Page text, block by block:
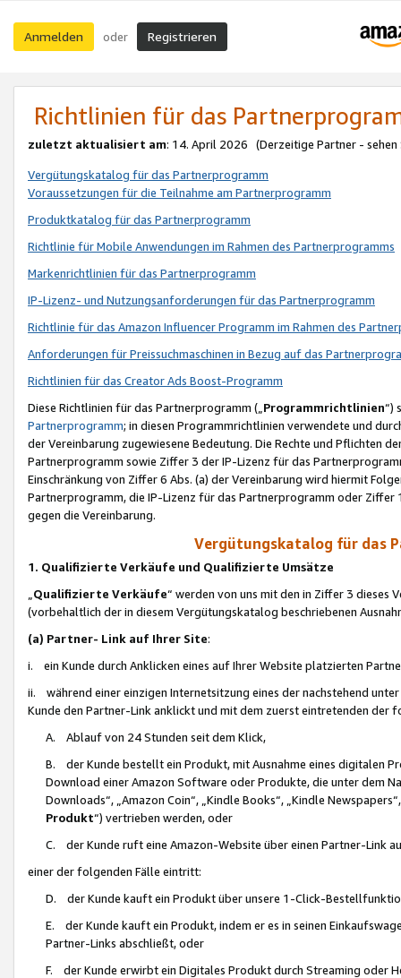
Anmelden oder Registrieren
Richtlinien für das
zuletzt aktualisiert am: 14. April 2026 (Derzeitige Partner - sehen
Vergütungskatalog für das Partnerprogramm
Voraussetzungen für die Teilnahme am Partnerprogramm
Produktkatalog für das Partnerprogramm
Richtlinie für Mobile Anwendungen im Rahmen des Partnerprogramms
Markenrichtlinien für das Partnerprogramm
IP-Lizenz- und Nutzungsanforderungen für das Partnerprogramm
Richtlinie für das Amazon Influencer Programm im Rahmen des
Anforderungen für Preissuchmaschinen in Bezug auf das
Richtlinien für das Creator Ads Boost-Programm
Diese Richtlinien für das Partnerprogramm („Programmrichtlinien“)
Partnerprogramm; in diesen Programmrichtlinien verwendete und
der Vereinbarung zugewiesene Bedeutung. Die Rechte und Pflichten
Partnerprogramm sowie Ziffer 3 der IP-Lizenz für das
Einschränkung von Ziffer 6 Abs. (a) der Vereinbarung wird hiermit
Partnerprogramm, die IP-Lizenz für das Partnerprogramm oder
gegen die Vereinbarung.
Vergütungskatalog für das
1. Qualifizierte Verkäufe und Qualifizierte Umsätze
Qualifizierte Verkäufe“ werden von uns mit den in Ziffer 3
(vorbehaltlich der in diesem Vergütungskatalog beschriebenen
(a) Partner- Link auf Ihrer Site:
i. ein Kunde durch Anklicken eines auf Ihrer Website platzierten
ii. während einer einzigen Internetsitzung eines der nachstehend
Kunde den Partner-Link anklickt und mit dem zuerst eintretenden der
A. Ablauf von 24 Stunden seit dem Klick,
B. der Kunde bestellt ein Produkt, mit Ausnahme eines digitalen
Download einer Amazon Software oder Produkte, die unter dem
Downloads“, „Amazon Coin“, „Kindle Books“, „Kindle
Produkt“) vertrieben werden, oder
C. der Kunde ruft eine Amazon-Website über einen Partner-Link
einer der folgenden Fälle eintritt:
D. der Kunde kauft ein Produkt über unsere 1-Click-
E. der Kunde kauft ein Produkt, indem er es in seinen
Partner-Links abschließt, oder
F. der Kunde erwirbt ein Digitales Produkt durch Streaming oder